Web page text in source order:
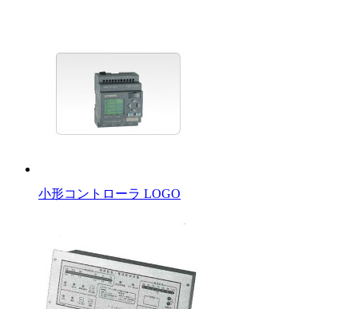
小形コントローラ LOGO